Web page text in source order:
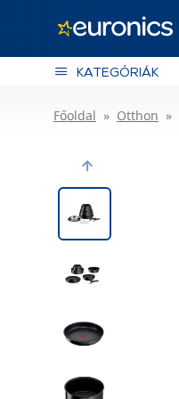
KATEGÓRIÁK
Főoldal Otthon
Previous